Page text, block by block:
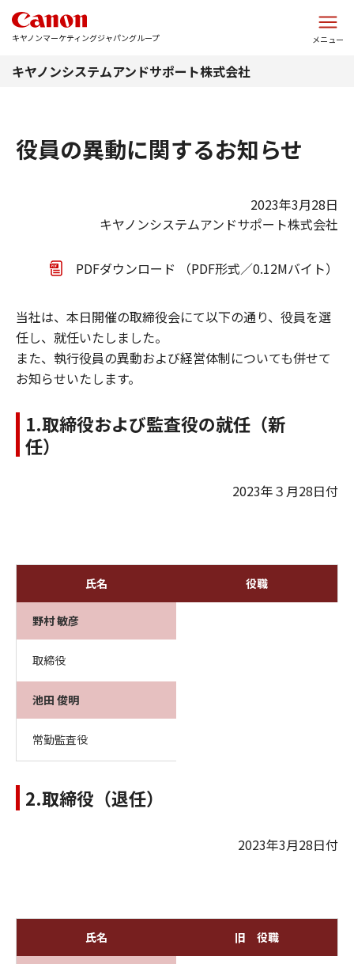
キヤノンマーケティングジャパングループ メニュー
キヤノンシステムアンドサポート株式会社
役員の異動に関するお知らせ
2023年3月28日
キヤノンシステムアンドサポート株式会社
PDFダウンロード （PDF形式／0.12Mバイト）
当社は、本日開催の取締役会にて以下の通り、役員を選
任し、就任いたしました。
また、執行役員の異動および経営体制についても併せて
お知らせいたします。
1.取締役および監査役の就任（新
任）
2023年３月28日付
氏名 役職
野村 敏彦
取締役
池田 俊明
常勤監査役
2.取締役（退任）
2023年3月28日付
氏名 旧 役職